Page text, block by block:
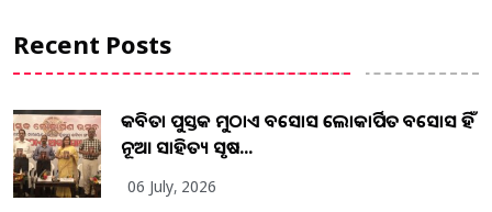
Recent Posts
କବିତା ପୁସ୍ତକ ମୁଠାଏ ଅବସୋସ ଲୋକାର୍ପିତ ଅବସୋସ ହିଁ
ନୂଆ ସାହିତ୍ୟ ସୃଷ...
06 July, 2026